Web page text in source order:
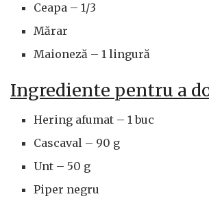
Ceapa – 1/3
Mărar
Maioneză – 1 lingură
Ingrediente pentru a
Hering afumat – 1 buc
Cascaval – 90 g
Unt – 50 g
Piper negru